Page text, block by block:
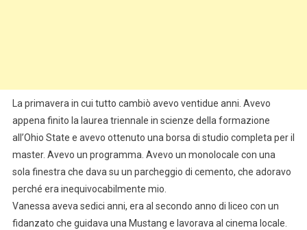
La primavera in cui tutto cambiò avevo ventidue anni. Avevo
appena finito la laurea triennale in scienze della formazione
all’Ohio State e avevo ottenuto una borsa di studio completa per il
master. Avevo un programma. Avevo un monolocale con una
sola finestra che dava su un parcheggio di cemento, che adoravo
perché era inequivocabilmente mio.
Vanessa aveva sedici anni, era al secondo anno di liceo con un
fidanzato che guidava una Mustang e lavorava al cinema locale.